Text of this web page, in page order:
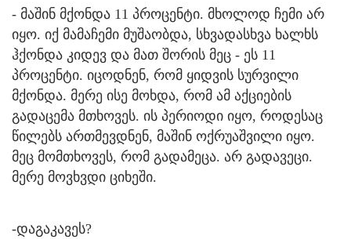
- მაშინ მქონდა 11 პროცენტი. მხოლოდ ჩემი არ
იყო. იქ მამაჩემი მუშაობდა, სხვადასხვა ხალხს
ჰქონდა კიდევ და მათ შორის მეც - ეს 11
პროცენტი. იცოდნენ, რომ ყიდვის სურვილი
მქონდა. მერე ისე მოხდა, რომ ამ აქციების
გადაცემა მთხოვეს. ის პერიოდი იყო, როდესაც
წილებს ართმევდნენ, მაშინ ოქრუაშვილი იყო.
მეც მომთხოვეს, რომ გადამეცა. არ გადავეცი.
მერე მოვხვდი ციხეში.
-დაგაკავეს?